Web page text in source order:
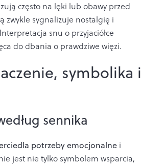
często na lęki lub obawy przed
zwykle sygnalizuje nostalgię i
snu o przyjaciółce
do dbania o prawdziwe więzi.
symbolika i
sennika
potrzeby emocjonalne i
jest nie tylko symbolem wsparcia,